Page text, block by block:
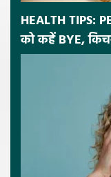
HEALTH TIPS:
को कहें BYE,